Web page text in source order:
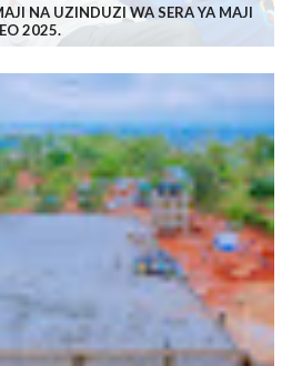
NA UZINDUZI WA SERA YA MAJI
2025.